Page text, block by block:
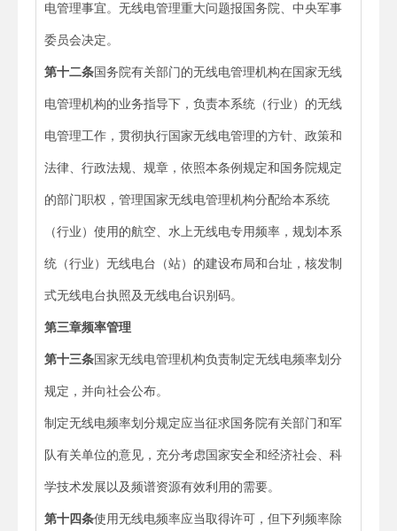
电管理事宜。无线电管理重大问题报国务院、中央军事
委员会决定。
第十二条 国务院有关部门的无线电管理机构在国家无线
电管理机构的业务指导下，负责本系统（行业）的无线
电管理工作，贯彻执行国家无线电管理的方针、政策和
法律、行政法规、规章，依照本条例规定和国务院规定
的部门职权，管理国家无线电管理机构分配给本系统
（行业）使用的航空、水上无线电专用频率，规划本系
统（行业）无线电台（站）的建设布局和台址，核发制
式无线电台执照及无线电台识别码。
第三章频率管理
第十三条 国家无线电管理机构负责制定无线电频率划分
规定，并向社会公布。
制定无线电频率划分规定应当征求国务院有关部门和军
队有关单位的意见，充分考虑国家安全和经济社会、科
学技术发展以及频谱资源有效利用的需要。
第十四条使用无线电频率应当取得许可，但下列频率除